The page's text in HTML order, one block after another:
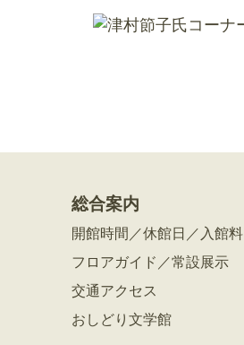
総合案内
開館時間／休館日／入館料
フロアガイド／常設展示
交通アクセス
おしどり文学館